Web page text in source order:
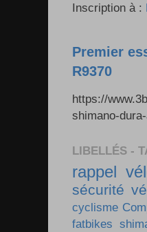
Inscription à :
Premier
R9370
https://
shimano-
LIBELLÉS -
rappel
sécurité
cyclisme
fatbikes